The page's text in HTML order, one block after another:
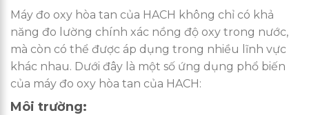
Máy đo oxy hòa tan của HACH không chỉ có khả
năng đo lường chính xác nồng độ oxy trong nước,
mà còn có thể được áp dụng trong nhiều lĩnh vực
khác nhau. Dưới đây là một số ứng dụng phổ biến
của máy đo oxy hòa tan của HACH:
Môi trường: